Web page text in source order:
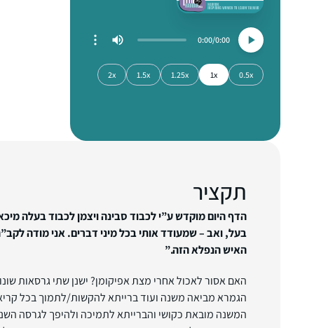
0:00
0:00
0.5x
1x
1.25x
1.5x
2x
תקציר
הדף היום מוקדש ע”י לכבוד סבינה ויצמן לכבוד בעלה
בעל, ואב – שמעודד אותי בכל מיני דברים. אני מודה
האיש הנפלא הזה.”
האם אסור לאכול אחרי מצת אפיקומן? ישנן שתי גרסאות
הגמרא מביאה משנה ועוד ברייתא להקשות/לתמוך בכל
המשנה מובאת כקושי והברייתא לתמיכה ולהיפך לגרסה